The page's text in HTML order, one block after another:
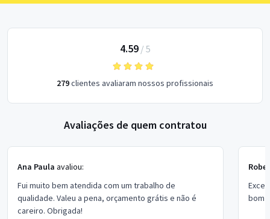
4.59/ 5
279clientes avaliaram nossos profissionais
Avaliações de quem contratou
Ana Paula avaliou:
Fui muito bem atendida com um trabalho de
qualidade. Valeu a pena, orçamento grátis e não é
careiro. Obrigada!
bom